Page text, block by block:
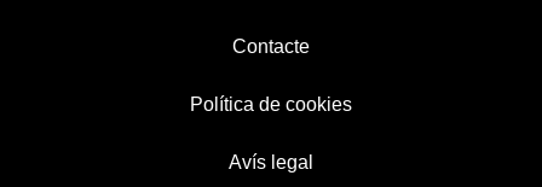
Contacte
Política de cookies
Avís legal